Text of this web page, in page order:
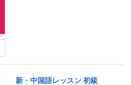
新・中国語レッスン 初級